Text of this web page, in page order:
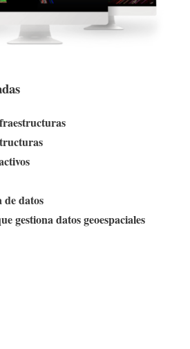
de datos
gestiona datos geoespaciales